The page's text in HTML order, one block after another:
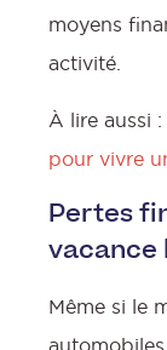
moyens
activité.
À lire aussi :
pour vivre
Pertes
vacance
Même si le